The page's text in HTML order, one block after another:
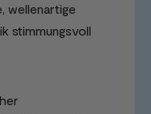
wellenartige
stimmungsvoll